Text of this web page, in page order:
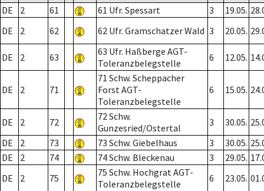
DE 2 61 61 Ufr. Spessart 3 19.05.
DE
2 62 62 Ufr. Gramschatzer Wald 3 20.05.
DE 2 63
63 Ufr. Haßberge AGT-
Toleranzbelegstelle
6 12.05.
DE 2 71
71 Schw. Scheppacher
Forst AGT-
Toleranzbelegstelle
6 15.05.
DE 2 72
72 Schw.
Gunzesried/Ostertal
3 30.05.
DE
2 73 73 Schw. Giebelhaus 3 30.05.
DE
2 74 74 Schw. Bleckenau 3 29.05.
DE
2 75
75 Schw. Hochgrat AGT-
Toleranzbelegstelle
6 23.05.